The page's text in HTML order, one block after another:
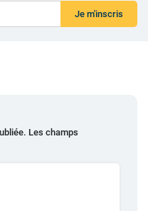
Je m'inscris
Les champs